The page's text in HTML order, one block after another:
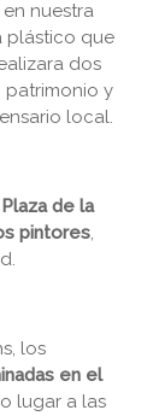
en nuestra
plástico que
dos
patrimonio y
local.
de la
pintores,
los
en el
lugar a las